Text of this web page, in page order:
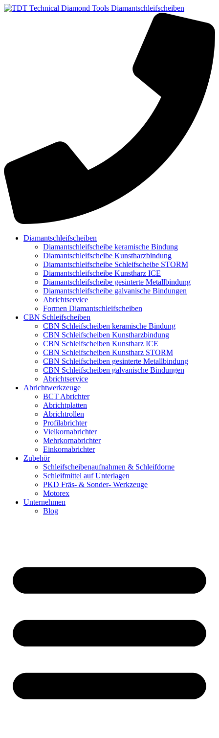
Diamantschleifscheiben
Diamantschleifscheibe keramische Bindung
Diamantschleifscheibe Kunstharzbindung
Diamantschleifscheibe Schleifscheibe STORM
Diamantschleifscheibe Kunstharz ICE
Diamantschleifscheibe gesinterte Metallbindung
Diamantschleifscheibe galvanische Bindungen
Abrichtservice
Formen Diamantschleifscheiben
CBN Schleifscheiben
CBN Schleifscheiben keramische Bindung
CBN Schleifscheiben Kunstharzbindung
CBN Schleifscheiben Kunstharz ICE
CBN Schleifscheiben Kunstharz STORM
CBN Schleifscheiben gesinterte Metallbindung
CBN Schleifscheiben galvanische Bindungen
Abrichtservice
Abrichtwerkzeuge
BCT Abrichter
Abrichtplatten
Abrichtrollen
Profilabrichter
Vielkornabrichter
Mehrkornabrichter
Einkornabrichter
Zubehör
Schleifscheibenaufnahmen & Schleifdorne
Schleifmittel auf Unterlagen
PKD Fräs- & Sonder- Werkzeuge
Motorex
Unternehmen
Blog